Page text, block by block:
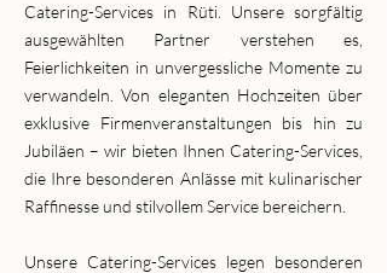
Catering-Services in Rüti. Unsere sorgfältig
ausgewählten Partner verstehen es,
Feierlichkeiten in unvergessliche Momente zu
verwandeln. Von eleganten Hochzeiten über
exklusive Firmenveranstaltungen bis hin zu
Jubiläen – wir bieten Ihnen Catering-Services,
die Ihre besonderen Anlässe mit kulinarischer
Raffinesse und stilvollem Service bereichern.
Unsere Catering-Services legen besonderen